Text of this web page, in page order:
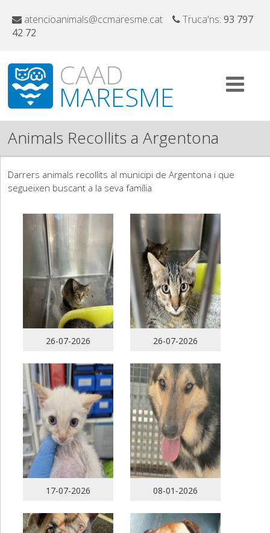
atencioanimals@ccmaresme.cat Truca'ns: 93 797
42 72
CAAD
MARESME
Animals Recollits a Argentona
Darrers animals recollits al municipi de Argentona i que
segueixen buscant a la seva família
26-07-2026 26-07-2026
17-07-2026 08-01-2026